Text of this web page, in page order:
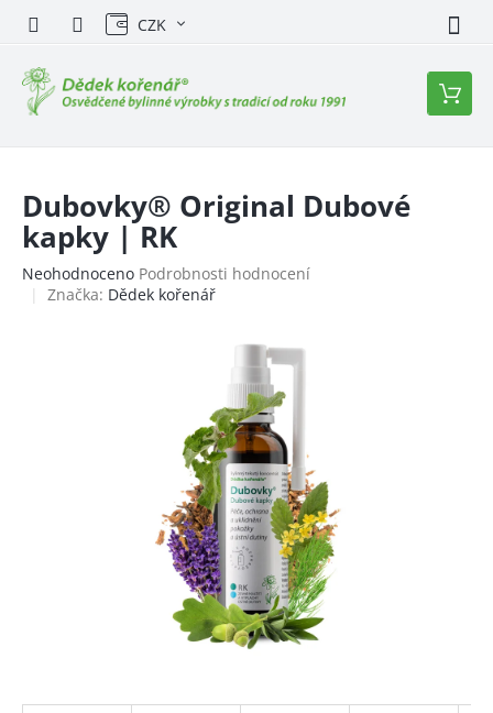
obsah
CZK
košík
Dubovky® Original Dubové
kapky | RK
Průměrné
hodnocení
Neohodnoceno Podrobnosti hodnocení
Značka: Dědek kořenář